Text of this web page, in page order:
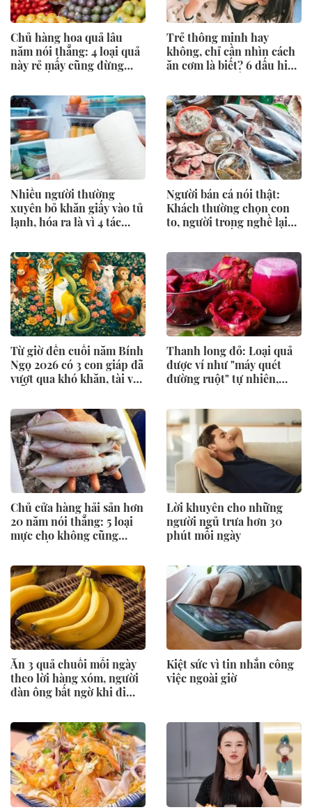
Chủ hàng hoa quả lâu
năm nói thẳng: 4 loại quả
này rẻ mấy cũng đừng
ngại ăn
Trẻ thông minh hay
không, chỉ cần nhìn cách
ăn cơm là biết? 6 dấu hiệu
Nhiều người thường
xuyên bỏ khăn giấy vào tủ
lạnh, hóa ra là vì 4 tác
Người bán cá nói thật:
Khách thường chọn con
to, người trong nghề lại
trước
Từ giờ đến cuối năm Bính
Ngọ 2026 có 3 con giáp đã
vượt qua khó khăn, tài vận
Thanh long đỏ: Loại quả
được ví như "máy quét
đường ruột" tự nhiên,
hỗ trợ tiêu hóa
Chủ cửa hàng hải sản hơn
20 năm nói thẳng: 5 loại
mực cho không cũng
mới bỏ tiền mua
Lời khuyên cho những
người ngủ trưa hơn 30
phút mỗi ngày
Ăn 3 quả chuối mỗi ngày
theo lời hàng xóm, người
đàn ông bất ngờ khi đi
Kiệt sức vì tin nhắn công
việc ngoài giờ